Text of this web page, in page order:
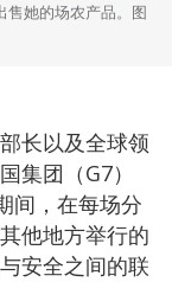
她的场农产品。图
长以及全球领
集团（G7）
间，在每场分
他地方举行的
安全之间的联